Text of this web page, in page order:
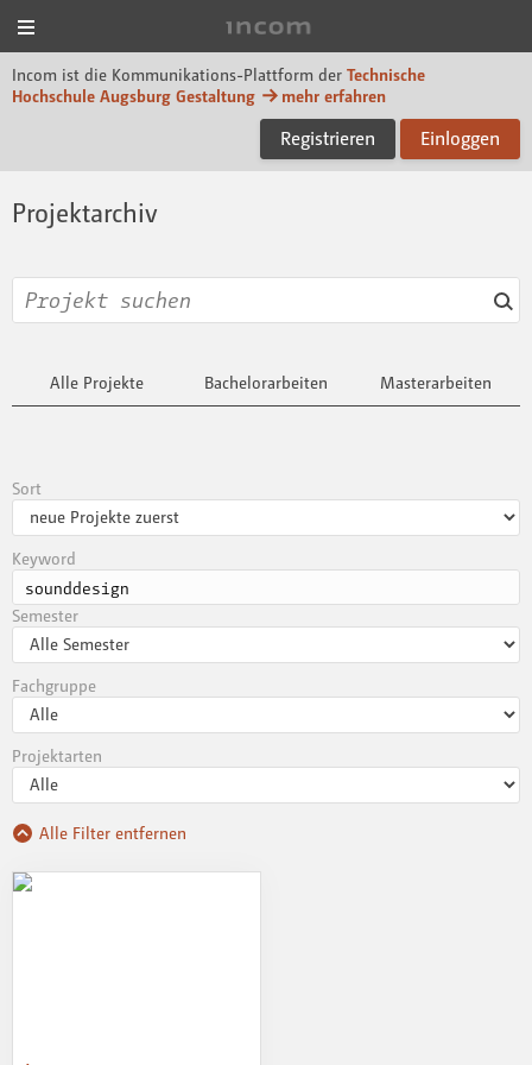
Incom ist die Kommunikations-Plattform der Technische
Hochschule Augsburg Gestaltung
mehr erfahren
Registrieren Einloggen
Projektarchiv
Alle Projekte Bachelorarbeiten Masterarbeiten
Sort
Keyword
Semester
Fachgruppe
Projektarten
Alle Filter entfernen